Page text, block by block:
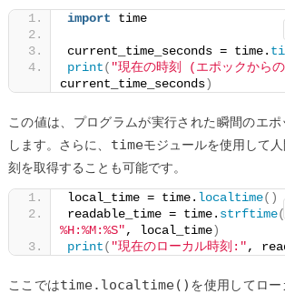
import time
current_time_seconds = time.
print( "現在の時刻 (エポックから
current_time_seconds)
この値は、プログラムが実行された瞬間のエ
します。さらに、 timeモジュールを使用して
刻を取得することも可能です。
local_time = time. localtime()
readable_time = time. strftime(
%H:%M:%S", local_time)
print( "現在のローカル時刻:",
ここではtime.localtime() を使用してロー